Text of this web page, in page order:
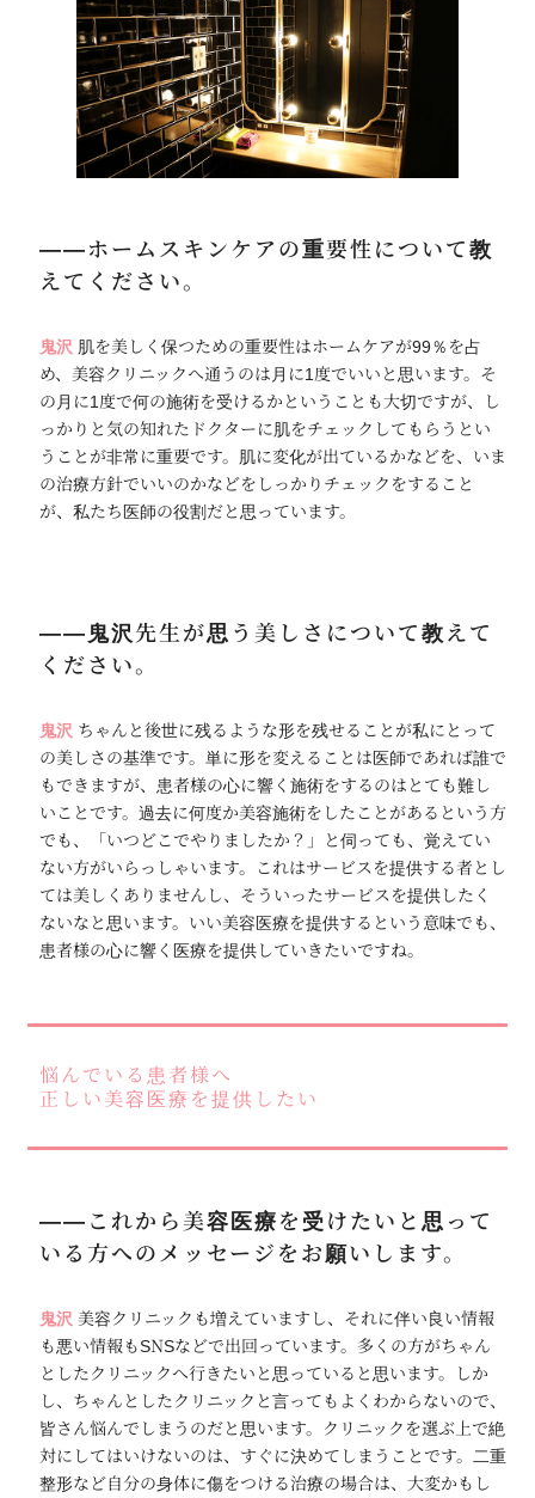
――ホームスキンケアの重要性について教
えてください。
鬼沢 肌を美しく保つための重要性はホームケアが99％を占
め、美容クリニックへ通うのは月に1度でいいと思います。そ
の月に1度で何の施術を受けるかということも大切ですが、し
っかりと気の知れたドクターに肌をチェックしてもらうとい
うことが非常に重要です。肌に変化が出ているかなどを、いま
の治療方針でいいのかなどをしっかりチェックをすること
が、私たち医師の役割だと思っています。
――鬼沢先生が思う美しさについて教えて
ください。
鬼沢 ちゃんと後世に残るような形を残せることが私にとって
の美しさの基準です。単に形を変えることは医師であれば誰で
もできますが、患者様の心に響く施術をするのはとても難し
いことです。過去に何度か美容施術をしたことがあるという方
でも、「いつどこでやりましたか？」と伺っても、覚えてい
ない方がいらっしゃいます。これはサービスを提供する者とし
ては美しくありませんし、そういったサービスを提供したく
ないなと思います。いい美容医療を提供するという意味でも、
患者様の心に響く医療を提供していきたいですね。
悩んでいる患者様へ
正しい美容医療を提供したい
――これから美容医療を受けたいと思って
いる方へのメッセージをお願いします。
鬼沢 美容クリニックも増えていますし、それに伴い良い情報
も悪い情報もSNSなどで出回っています。多くの方がちゃん
としたクリニックへ行きたいと思っていると思います。しか
し、ちゃんとしたクリニックと言ってもよくわからないので、
皆さん悩んでしまうのだと思います。クリニックを選ぶ上で絶
対にしてはいけないのは、すぐに決めてしまうことです。二重
整形など自分の身体に傷をつける治療の場合は、大変かもし